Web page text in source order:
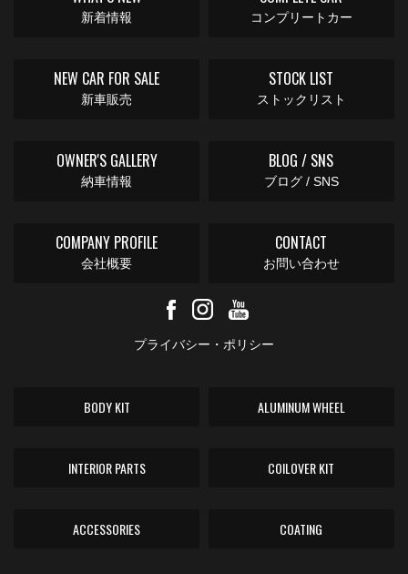
新着情報 コンプリートカー
NEW CAR FOR SALE
新車販売
STOCK LIST
ストックリスト
OWNER'S GALLERY
納車情報
BLOG / SNS
ブログ / SNS
COMPANY PROFILE
会社概要
CONTACT
お問い合わせ
プライバシー・ポリシー
BODY KIT ALUMINUM WHEEL
INTERIOR PARTS COILOVER KIT
ACCESSORIES COATING